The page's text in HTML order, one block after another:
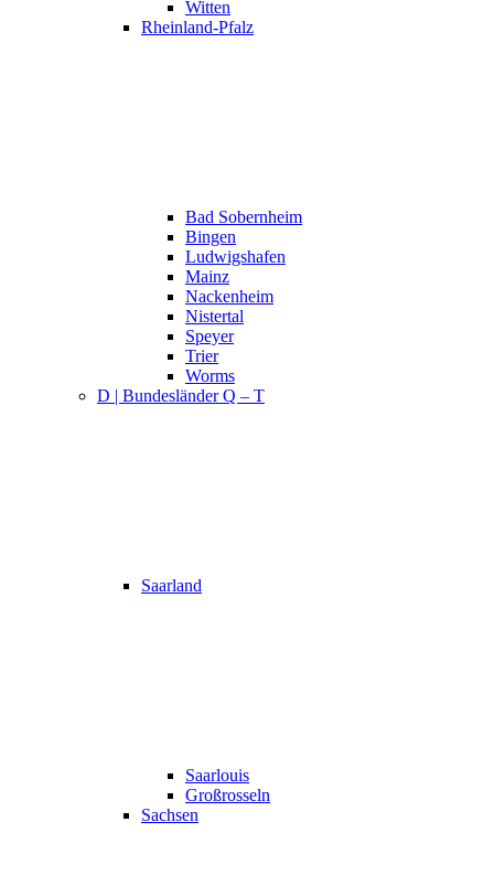
Witten
Rheinland-Pfalz
Bad Sobernheim
Bingen
Ludwigshafen
Mainz
Nackenheim
Nistertal
Speyer
Trier
Worms
D | Bundesländer Q – T
Saarland
Saarlouis
Großrosseln
Sachsen